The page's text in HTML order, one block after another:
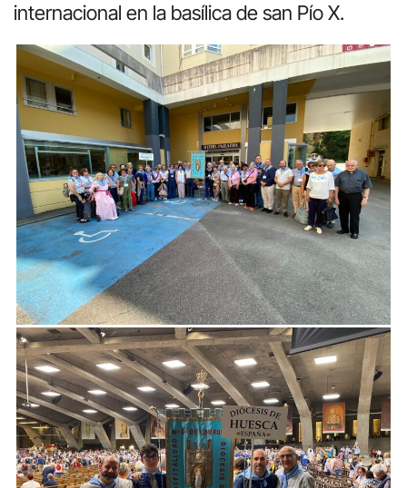
internacional en la basílica de san Pío X.